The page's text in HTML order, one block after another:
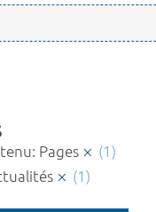
Pages
(1)
(1)